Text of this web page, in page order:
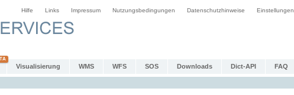
Hilfe Links Impressum Nutzungsbedingungen Datenschutzhinweise Einstellungen
Visualisierung WMS WFS SOS Downloads Dict-API FAQ